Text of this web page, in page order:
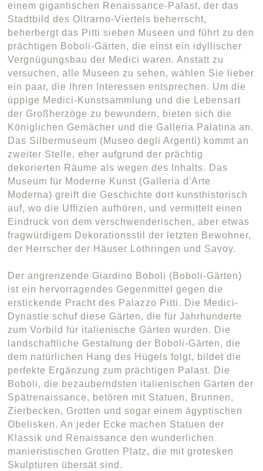
einem gigantischen Renaissance-Palast, der das
Stadtbild des Oltrarno-Viertels beherrscht,
beherbergt das Pitti sieben Museen und führt zu den
prächtigen Boboli-Gärten, die einst ein idyllischer
Vergnügungsbau der Medici waren. Anstatt zu
versuchen, alle Museen zu sehen, wählen Sie lieber
ein paar, die Ihren Interessen entsprechen. Um die
üppige Medici-Kunstsammlung und die Lebensart
der Großherzöge zu bewundern, bieten sich die
Königlichen Gemächer und die Galleria Palatina an.
Das Silbermuseum (Museo degli Argenti) kommt an
zweiter Stelle, eher aufgrund der prächtig
dekorierten Räume als wegen des Inhalts. Das
Museum für Moderne Kunst (Galleria d'Arte
Moderna) greift die Geschichte dort kunsthistorisch
auf, wo die Uffizien aufhören, und vermittelt einen
Eindruck von dem verschwenderischen, aber etwas
fragwürdigem Dekorationsstil der letzten Bewohner,
der Herrscher der Häuser Lothringen und Savoy.
Der angrenzende Giardino Boboli (Boboli-Gärten)
ist ein hervorragendes Gegenmittel gegen die
erstickende Pracht des Palazzo Pitti. Die Medici-
Dynastie schuf diese Gärten, die für Jahrhunderte
zum Vorbild für italienische Gärten wurden. Die
landschaftliche Gestaltung der Boboli-Gärten, die
dem natürlichen Hang des Hügels folgt, bildet die
perfekte Ergänzung zum prächtigen Palast. Die
Boboli, die bezauberndsten italienischen Gärten der
Spätrenaissance, betören mit Statuen, Brunnen,
Zierbecken, Grotten und sogar einem ägyptischen
Obelisken. An jeder Ecke machen Statuen der
Klassik und Renaissance den wunderlichen
manieristischen Grotten Platz, die mit grotesken
Skulpturen übersät sind.